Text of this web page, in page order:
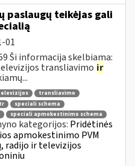
paslaugų teikėjas gali
01
Ši informacija skelbiama:
transliavimo ir
transliavimo
speciali schema
speciali apmokestinimo schema
kategorijos: Pridėtinės
apmokestinimo PVM
radijo ir televizijos